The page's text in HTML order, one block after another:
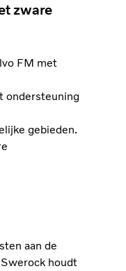
zware
FM met
ondersteuning
gebieden.
aan de
houdt